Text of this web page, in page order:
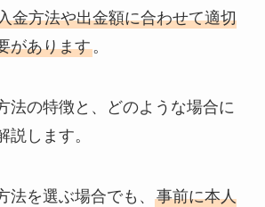
金方法や出金額に合わせて適切
があります。
法の特徴と、どのような場合に
説します。
法を選ぶ場合でも、 事前に本人